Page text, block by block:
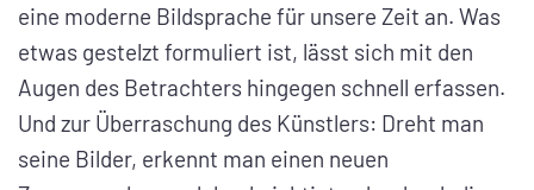
eine moderne Bildsprache für unsere Zeit an. Was
etwas gestelzt formuliert ist, lässt sich mit den
Augen des Betrachters hingegen schnell erfassen.
Und zur Überraschung des Künstlers: Dreht man
seine Bilder, erkennt man einen neuen